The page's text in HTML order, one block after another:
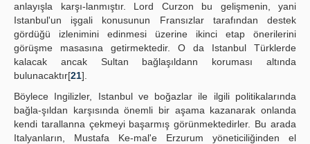
anlayışla karşı-lanmıştır. Lord Curzon bu gelişmenin, yani
Istanbul'un işgali konusunun Fransızlar tarafından destek
gördüğü izlenimini edinmesi üzerine ikinci etap önerilerini
görüşme masasına getirmektedir. O da Istanbul Türklerde
kalacak ancak Sultan bağlaşıldann koruması altında
bulunacaktır[21].
Böylece Ingilizler, Istanbul ve boğazlar ile ilgili politikalarında
bağla-şıldan karşısında önemli bir aşama kazanarak onlanda
kendi tarallanna çekmeyi başarmış görünmektedirler. Bu arada
Italyanların, Mustafa Ke-mal'e Erzurum yöneticiliğinden el